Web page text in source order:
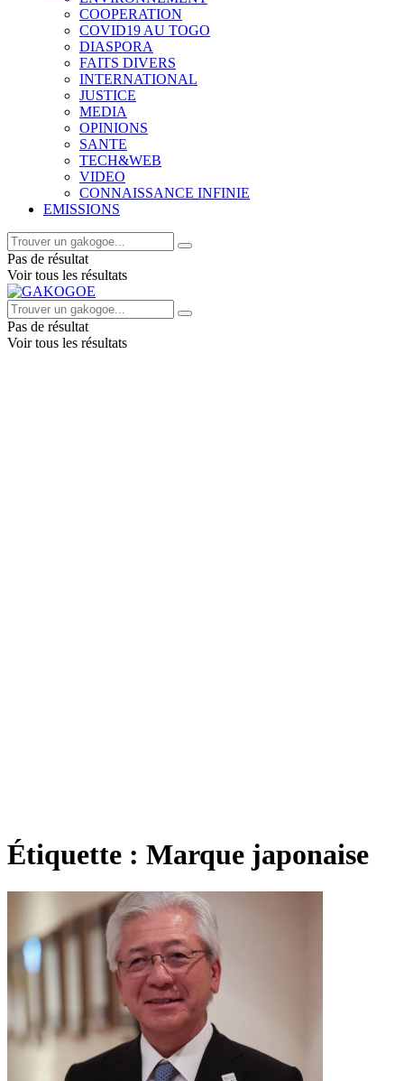
COOPERATION
COVID19 AU TOGO
DIASPORA
FAITS DIVERS
INTERNATIONAL
JUSTICE
MEDIA
OPINIONS
SANTE
TECH&WEB
VIDEO
CONNAISSANCE INFINIE
EMISSIONS
Pas de résultat
Voir tous les résultats
Pas de résultat
Voir tous les résultats
Étiquette : Marque japonaise